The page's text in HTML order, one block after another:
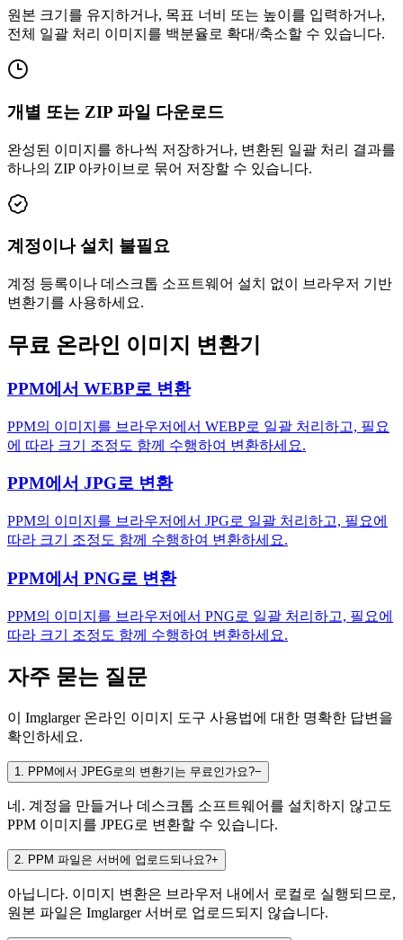
원본 크기를 유지하거나, 목표 너비 또는 높이를 입력하거나,
전체 일괄 처리 이미지를 백분율로 확대/축소할 수 있습니다.
개별 또는 ZIP 파일 다운로드
완성된 이미지를 하나씩 저장하거나, 변환된 일괄 처리 결과를
하나의 ZIP 아카이브로 묶어 저장할 수 있습니다.
계정이나 설치 불필요
계정 등록이나 데스크톱 소프트웨어 설치 없이 브라우저 기반
변환기를 사용하세요.
무료 온라인 이미지 변환기
PPM에서 WEBP로 변환
PPM의 이미지를 브라우저에서 WEBP로 일괄 처리하고, 필요
에 따라 크기 조정도 함께 수행하여 변환하세요.
PPM에서 JPG로 변환
PPM의 이미지를 브라우저에서 JPG로 일괄 처리하고, 필요에
따라 크기 조정도 함께 수행하여 변환하세요.
PPM에서 PNG로 변환
PPM의 이미지를 브라우저에서 PNG로 일괄 처리하고, 필요에
따라 크기 조정도 함께 수행하여 변환하세요.
자주 묻는 질문
이 Imglarger 온라인 이미지 도구 사용법에 대한 명확한 답변을
확인하세요.
1. PPM에서 JPEG로의 변환기는 무료인가요?−
네. 계정을 만들거나 데스크톱 소프트웨어를 설치하지 않고도
PPM 이미지를 JPEG로 변환할 수 있습니다.
2. PPM 파일은 서버에 업로드되나요?+
아닙니다. 이미지 변환은 브라우저 내에서 로컬로 실행되므로,
원본 파일은 Imglarger 서버로 업로드되지 않습니다.